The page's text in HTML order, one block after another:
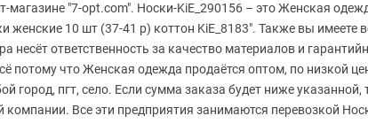
"7-opt.com". Носки-KiE_290156 – это Женская
женские 10 шт (37-41 р) коттон KiE_8183". Также вы имеете
ответственность за качество материалов и
потому что Женская одежда продаётся оптом, по низкой
город, пгт, село. Если сумма заказа будет ниже
Все эти предприятия занимаются перевозкой